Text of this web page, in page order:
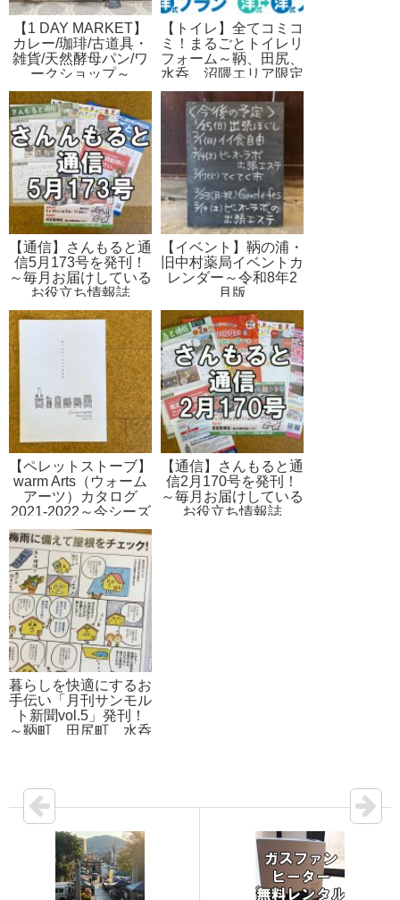
【1 DAY MARKET】
カレー/珈琲/古道具・
雑貨/天然酵母パン/ワ
ークショップ～
2/5sun.10時～17時
【トイレ】全てコミコ
ミ！まるごとトイレリ
フォーム～鞆、田尻、
水呑、沼隈エリア限定
【通信】さんもると通
信5月173号を発刊！
～毎月お届けしている
お役立ち情報誌
【イベント】鞆の浦・
旧中村薬局イベントカ
レンダー～令和8年2
月版
【ペレットストーブ】
warm Arts（ウォーム
アーツ）カタログ
2021-2022～今シーズ
ンの最新カタログ
【通信】さんもると通
信2月170号を発刊！
～毎月お届けしている
お役立ち情報誌
暮らしを快適にするお
手伝い「月刊サンモル
ト新聞vol.5」発刊！
～鞆町、田尻町、水呑